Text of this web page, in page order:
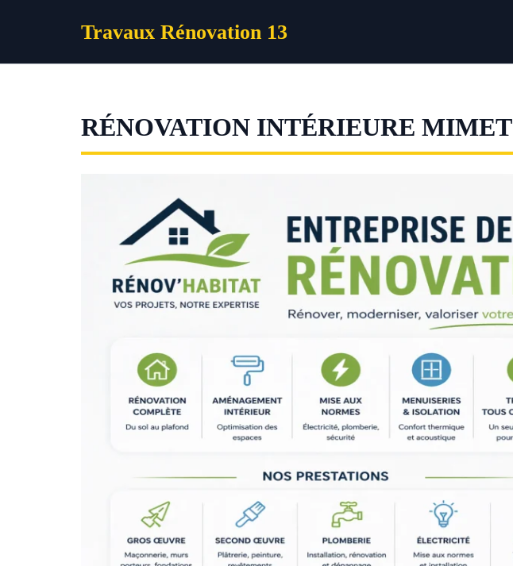
Travaux Rénovation 13
RÉNOVATION INTÉRIEURE MIMET